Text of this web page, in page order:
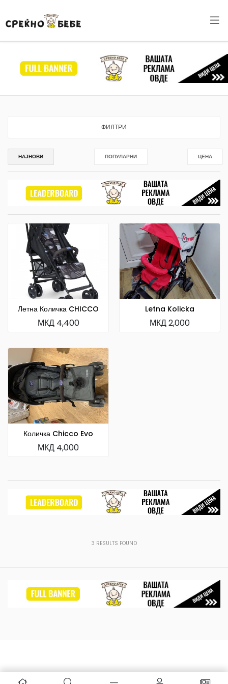
ФИЛТРИ
НАЈНОВИ ПОПУЛАРНИ ЦЕНА
Летна Количка CHICCO
МКД 4,400
Letna Kolicka
МКД 2,000
Количка Chicco Evo
МКД 4,000
3 RESULTS FOUND